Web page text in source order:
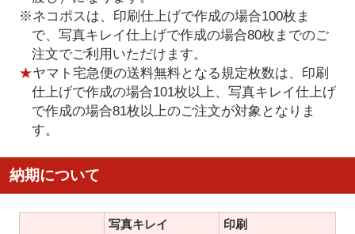
※ネコポスは、印刷仕上げで作成の場合100枚ま
で、写真キレイ仕上げで作成の場合80枚までのご
注文でご利用いただけます。
★ヤマト宅急便の送料無料となる規定枚数は、印刷
仕上げで作成の場合101枚以上、写真キレイ仕上げ
で作成の場合81枚以上のご注文が対象となりま
す。
納期について
写真キレイ
印刷